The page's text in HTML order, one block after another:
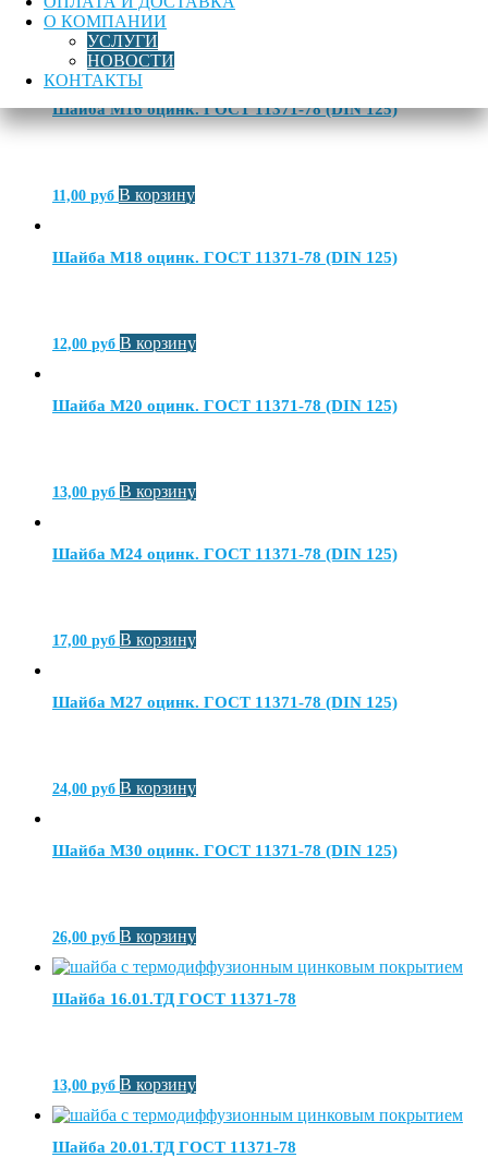
О КОМПАНИИ
УСЛУГИ
НОВОСТИ
КОНТАКТЫ
26,00руб В корзину
Шайба М16 оцинк. ГОСТ 11371-78 (DIN 125)
11,00 руб В корзину
Шайба М18 оцинк. ГОСТ 11371-78 (DIN 125)
12,00 руб В корзину
Шайба М20 оцинк. ГОСТ 11371-78 (DIN 125)
13,00 руб В корзину
Шайба М24 оцинк. ГОСТ 11371-78 (DIN 125)
17,00 руб В корзину
Шайба М27 оцинк. ГОСТ 11371-78 (DIN 125)
24,00 руб В корзину
Шайба М30 оцинк. ГОСТ 11371-78 (DIN 125)
26,00 руб В корзину
Шайба 16.01.ТД ГОСТ 11371-78
13,00 руб В корзину
Шайба 20.01.ТД ГОСТ 11371-78